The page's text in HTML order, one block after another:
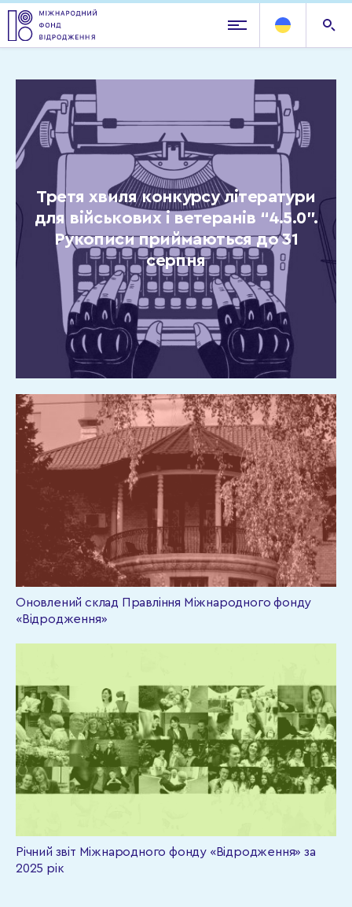
Третя хвиля конкурсу літератури
для військових і ветеранів “4.5.0”.
Рукописи приймаються до 31
серпня
Оновлений склад Правління Міжнародного фонду
«Відродження»
Річний звіт Міжнародного фонду «Відродження» за
2025 рік